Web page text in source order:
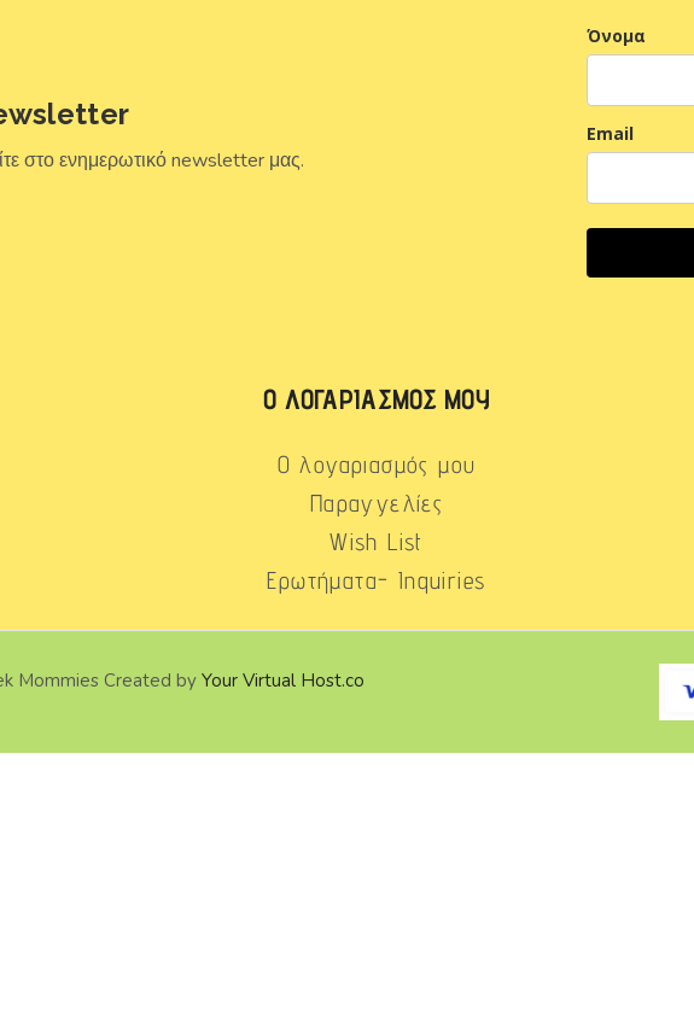
στο ενημερωτικό newsletter μας.
Όνομα
Email
Ο ΛΟΓΑΡΙΑΣΜΌΣ ΜΟΥ
Ο λογαριασμός μου
Παραγγελίες
Wish List
Ερωτήματα- Inquiries
Mommies Created byYour Virtual Host.co